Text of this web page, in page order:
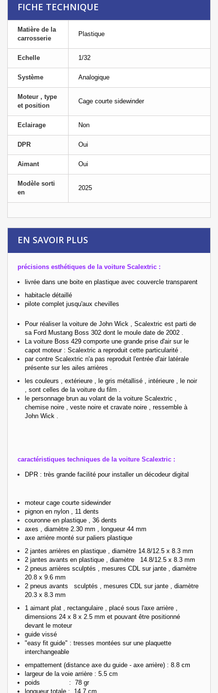
FICHE TECHNIQUE
Matière de la
carrosserie
Plastique
Echelle 1/32
Système Analogique
Moteur , type
et position
Cage courte sidewinder
Eclairage Non
DPR Oui
Aimant Oui
Modèle sorti
en
2025
EN SAVOIR PLUS
précisions esthétiques de la voiture Scalextric :
livrée dans une boite en plastique avec couvercle transparent
habitacle détaillé
pilote complet jusqu'aux chevilles
Pour réaliser la voiture de John Wick , Scalextric est parti de
sa Ford Mustang Boss 302 dont le moule date de 2002 .
La voiture Boss 429 comporte une grande prise d'air sur le
capot moteur : Scalextric a reproduit cette particularité .
par contre Scalextric n'a pas reproduit l'entrée d'air latérale
présente sur les ailes arrières .
les couleurs , extérieure , le gris métallisé , intérieure , le noir
, sont celles de la voiture du film .
le personnage brun au volant de la voiture Scalextric ,
chemise noire , veste noire et cravate noire , ressemble à
John Wick .
caractéristiques techniques de la voiture Scalextric :
DPR : très grande facilité pour installer un décodeur digital
moteur cage courte sidewinder
pignon en nylon , 11 dents
couronne en plastique , 36 dents
axes , diamètre 2.30 mm , longueur 44 mm
axe arrière monté sur paliers plastique
2 jantes arrières en plastique , diamètre 14.8/12.5 x 8.3 mm
2 jantes avants en plastique , diamètre 14.8/12.5 x 8.3 mm
2 pneus arrières sculptés , mesures CDL sur jante , diamètre
20.8 x 9.6 mm
2 pneus avants sculptés , mesures CDL sur jante , diamètre
20.3 x 8.3 mm
1 aimant plat , rectangulaire , placé sous l'axe arrière ,
dimensions 24 x 8 x 2.5 mm et pouvant être positionné
devant le moteur
guide vissé
"easy fit guide" : tresses montées sur une plaquette
interchangeable
empattement (distance axe du guide - axe arrière) : 8.8 cm
largeur de la voie arrière : 5.5 cm
poids : 78 gr
longueur totale : 14.7 cm